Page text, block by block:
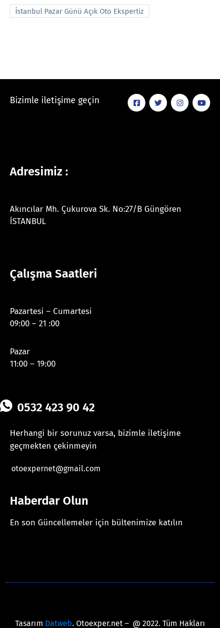
İstanbul Pazar Günü Açık Oto Ekspertiz
Bizimle iletişime geçin
Adresimiz :
Akıncılar Mh. Çukurova Sk. No:27/B Güngören
İSTANBUL
Çalışma Saatleri
Pazartesi – Cumartesi
09:00 – 21 :00
Pazar
11:00 – 19:00
0532 423 90 42
Herhangi bir sorunuz varsa, bizimle iletişime
geçmekten çekinmeyin
otoexpernet@gmail.com
Haberdar Olun
En son Güncellemeler için bültenimize katılın
Tasarım Datweb. Otoexper.net – @ 2022. Tüm Hakları